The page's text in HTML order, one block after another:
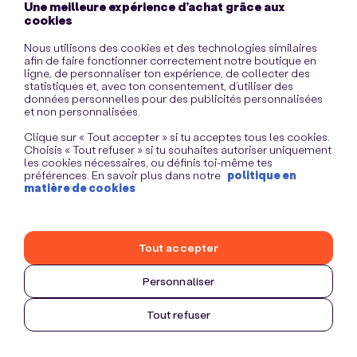
Une meilleure expérience d’achat grâce aux
cookies
Nous utilisons des cookies et des technologies similaires
afin de faire fonctionner correctement notre boutique en
ligne, de personnaliser ton expérience, de collecter des
statistiques et, avec ton consentement, d’utiliser des
données personnelles pour des publicités personnalisées
et non personnalisées.
Clique sur « Tout accepter » si tu acceptes tous les cookies.
Choisis « Tout refuser » si tu souhaites autoriser uniquement
les cookies nécessaires, ou définis toi-même tes
préférences. En savoir plus dans notre politique en
matière de cookies
Personnaliser
Tout refuser
Tout accepter